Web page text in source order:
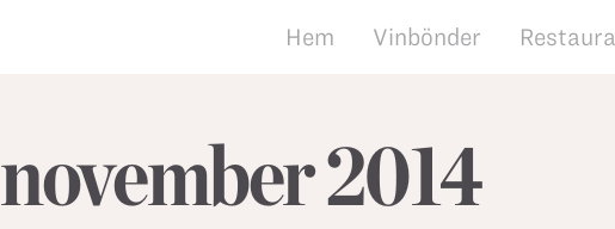
Hem Vinbönder
november 2014